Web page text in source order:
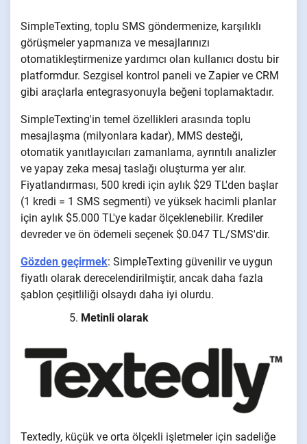
SimpleTexting, toplu SMS göndermenize, karşılıklı
görüşmeler yapmanıza ve mesajlarınızı
otomatikleştirmenize yardımcı olan kullanıcı dostu bir
platformdur. Sezgisel kontrol paneli ve Zapier ve CRM
gibi araçlarla entegrasyonuyla beğeni toplamaktadır.
SimpleTexting'in temel özellikleri arasında toplu
mesajlaşma (milyonlara kadar), MMS desteği,
otomatik yanıtlayıcıları zamanlama, ayrıntılı analizler
ve yapay zeka mesaj taslağı oluşturma yer alır.
Fiyatlandırması, 500 kredi için aylık $29 TL'den başlar
(1 kredi = 1 SMS segmenti) ve yüksek hacimli planlar
için aylık $5.000 TL'ye kadar ölçeklenebilir. Krediler
devreder ve ön ödemeli seçenek $0.047 TL/SMS'dir.
Gözden geçirmek: SimpleTexting güvenilir ve uygun
fiyatlı olarak derecelendirilmiştir, ancak daha fazla
şablon çeşitliliği olsaydı daha iyi olurdu.
Metinli olarak
Textedly, küçük ve orta ölçekli işletmeler için sadeliğe